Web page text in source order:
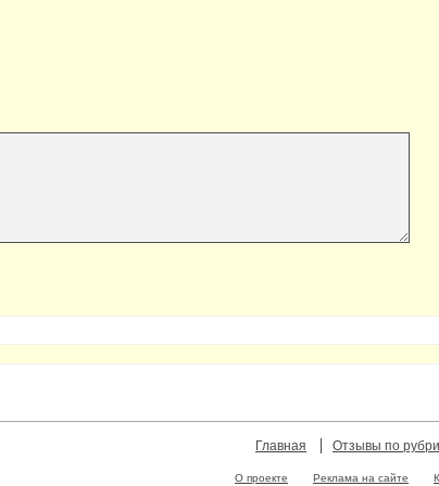
Главная Отзывы по
О проекте Реклама на сайте